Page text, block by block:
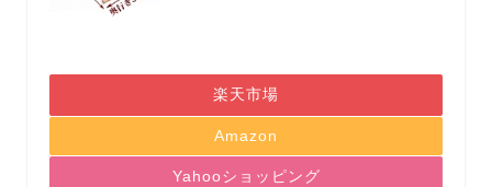
楽天市場
Amazon
Yahooショッピング